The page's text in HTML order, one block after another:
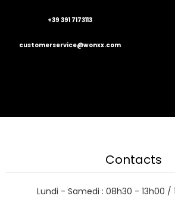
+39 391 7173113
customerservice@wonxx.com
Contacts
Lundi - Samedi : 08h30 - 13h00 /